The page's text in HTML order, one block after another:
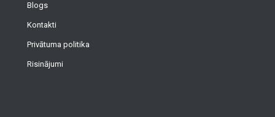
Blogs
Kontakti
Privātuma politika
Risinājumi